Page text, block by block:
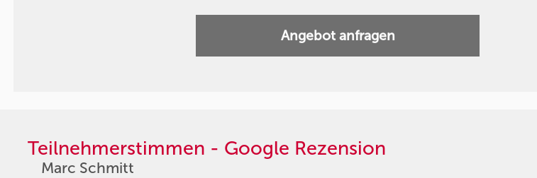
Angebot anfragen
Teilnehmerstimmen - Google Rezension
Marc Schmitt